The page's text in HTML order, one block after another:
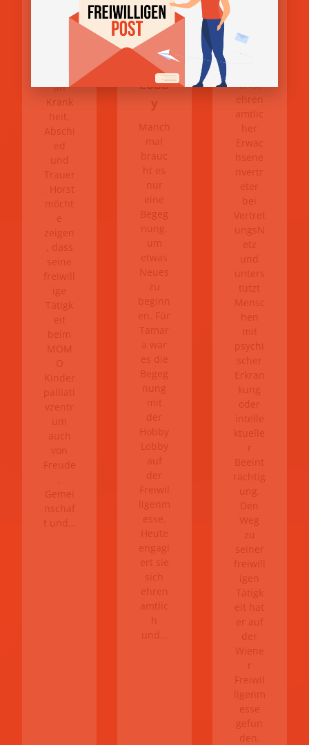
denke
an
Krank
heit,
Abschi
ed
und
Trauer
. Horst
möcht
e
zeigen
, dass
seine
freiwill
ige
Tätigk
eit
beim
MOM
O
Kinder
palliati
vzentr
um
auch
von
Freude
,
Gemei
nschaf
t und…
s bei
der
Hobb
y
Lobb
y
Manch
mal
brauc
ht es
nur
eine
Begeg
nung,
um
etwas
Neues
zu
beginn
en. Für
Tamar
a war
es die
Begeg
nung
mit
der
Hobby
Lobby
auf
der
Freiwil
ligenm
esse.
Heute
engagi
ert sie
sich
ehren
amtlic
h
und…
en“
el ist
ehren
amtlic
her
Erwac
hsene
nvertr
eter
bei
Vertret
ungsN
etz
und
unters
tützt
Mensc
hen
mit
psychi
scher
Erkran
kung
oder
intelle
ktuelle
r
Beeint
rächtig
ung.
Den
Weg
zu
seiner
freiwill
igen
Tätigk
eit hat
er auf
der
Wiene
r
Freiwil
ligenm
esse
gefun
den.